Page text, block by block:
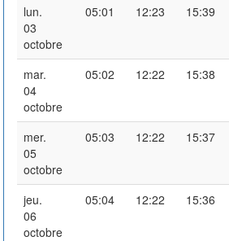
lun.
03
octobre
05:01 12:23 15:39
mar.
04
octobre
05:02 12:22 15:38
mer.
05
octobre
05:03 12:22 15:37
jeu.
06
octobre
05:04 12:22 15:36